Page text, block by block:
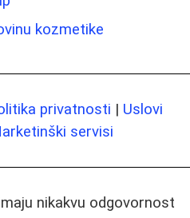
kozmetike
privatnosti | Uslovi
servisi
nikakvu odgovornost